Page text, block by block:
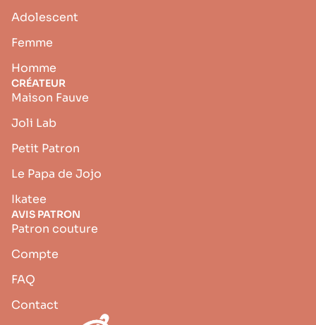
Adolescent
Femme
Homme
CRÉATEUR
Maison Fauve
Joli Lab
Petit Patron
Le Papa de Jojo
Ikatee
AVIS PATRON
Patron couture
Compte
FAQ
Contact